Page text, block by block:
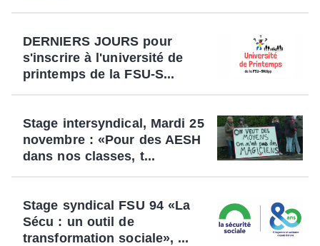
DERNIERS JOURS pour
s'inscrire à l'université de
printemps de la FSU-S...
Stage intersyndical, Mardi 25
novembre : «Pour des AESH
dans nos classes, t...
Stage syndical FSU 94 «La
Sécu : un outil de
transformation sociale», ...